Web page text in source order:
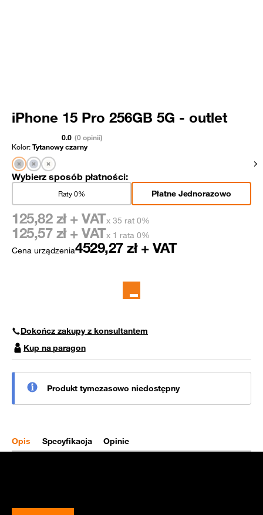
iPhone 15 Pro 256GB 5G - outlet
0.0 (0 opinii)
Kolor:Tytanowy czarny
Wybierz sposób płatności:
Płatne Jednorazowo
Raty 0%
Cena urządzenia4529,27 zł + VAT
125,82 zł + VATx 35 rat 0%
125,57 zł + VATx 1 rata 0%
Dokończ zakupy z konsultantem
Kup na paragon
Produkt tymczasowo niedostępny
Opis Specyfikacja Opinie